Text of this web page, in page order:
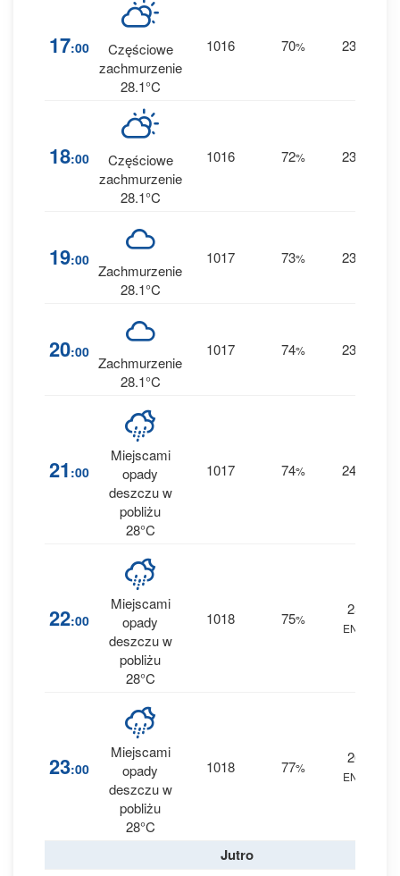
17:00
Częściowe
zachmurzenie
28.1°C
1016 70% 23
18:00
Częściowe
zachmurzenie
28.1°C
1016 72% 23
19:00
Zachmurzenie
28.1°C
1017 73% 23
20:00
Zachmurzenie
28.1°C
1017 74% 23
21 :00
Miejscami
opady
deszczu w
pobliżu
28°C
1017 74% 24
22:00
Miejscami
opady
deszczu w
pobliżu
28°C
1018 75%
25
ENE
23:00
Miejscami
opady
deszczu w
pobliżu
28°C
1018 77%
26
ENE
Jutro